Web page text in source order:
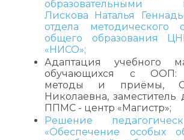
образовательными
Лискова Наталья
отдела методического
общего образования
«НИСО»;
Адаптация учебного
обучающихся с ООП:
методы и приёмы,
Николаевна,
ППМС - центр «Магистр»;
Решение
«Обеспечение особых